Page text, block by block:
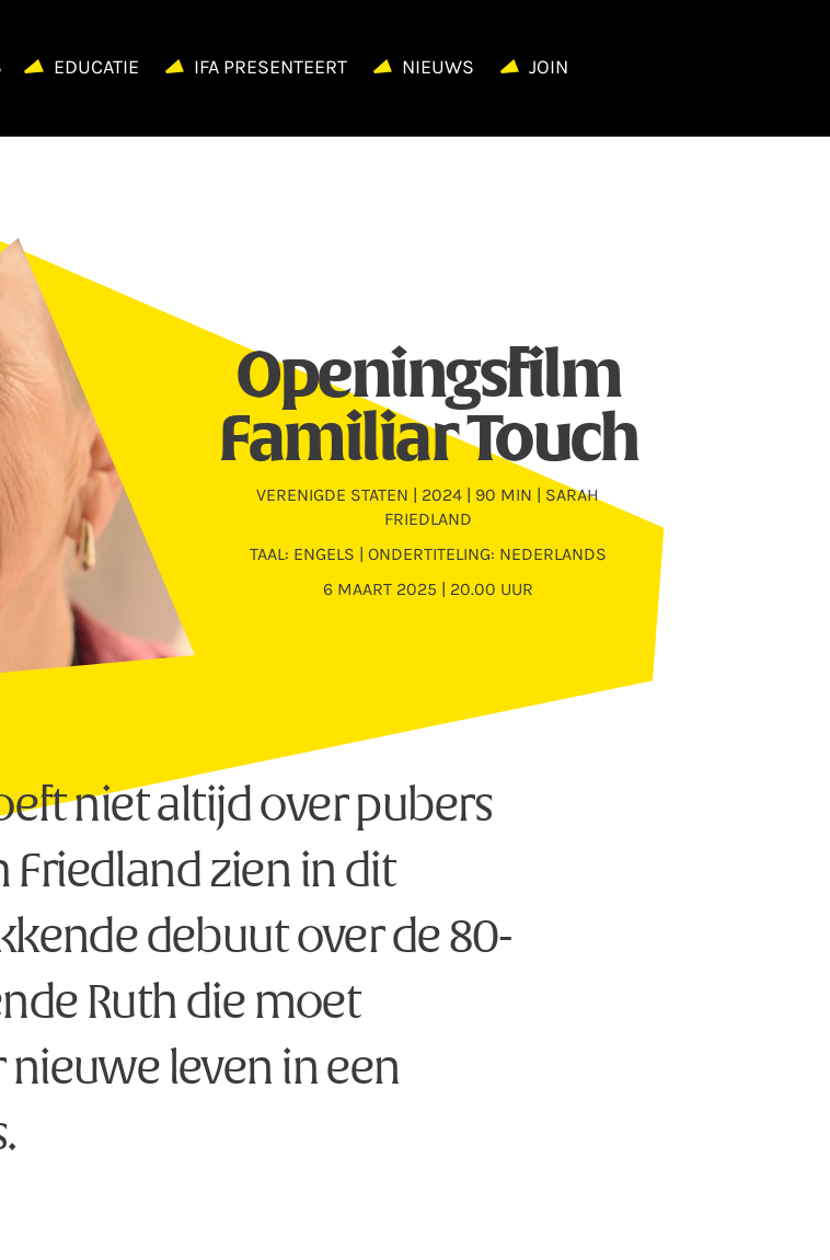
EDUCATIE IFA PRESENTEERT NIEUWS JOIN
Openingsfilm
Familiar Touch
VERENIGDE STATEN | 2024 | 90 MIN | SARAH
FRIEDLAND
TAAL: ENGELS | ONDERTITELING: NEDERLANDS
6 MAART 2025 | 20.00 UUR
niet altijd over pubers
Friedland zien in dit
debuut over de 80-
Ruth die moet
leven in een